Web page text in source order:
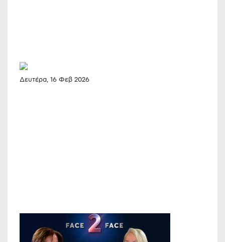
Δευτέρα, 16 Φεβ 2026